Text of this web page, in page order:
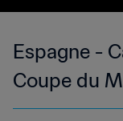
Espagne -
Coupe du
Temps